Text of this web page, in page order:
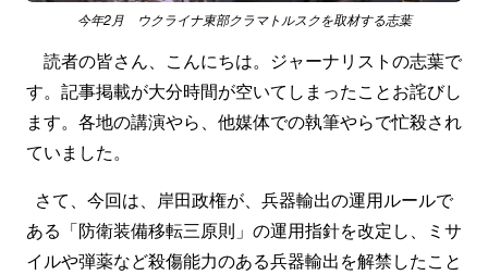
今年2月 ウクライナ東部クラマトルスクを取材する志葉
読者の皆さん、こんにちは。ジャーナリストの志葉で
す。記事掲載が大分時間が空いてしまったことお詫びし
ます。各地の講演やら、他媒体での執筆やらで忙殺され
ていました。
さて、今回は、岸田政権が、兵器輸出の運用ルールで
ある「防衛装備移転三原則」の運用指針を改定し、ミサ
イルや弾薬など殺傷能力のある兵器輸出を解禁したこと